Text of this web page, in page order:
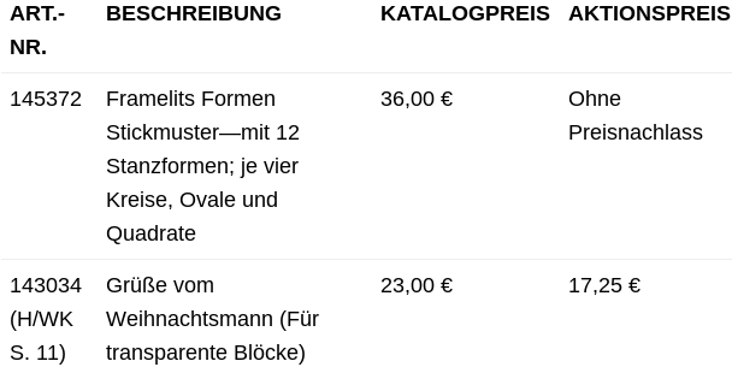
ART.-
NR.
BESCHREIBUNG KATALOGPREIS AKTIONSPREIS
145372
Framelits Formen
Stickmuster—mit 12
Stanzformen; je vier
Kreise, Ovale und
Quadrate
36,00 €
Ohne
Preisnachlass
143034
(H/WK
S. 11)
Grüße vom
Weihnachtsmann (Für
transparente Blöcke)
23,00 € 17,25 €